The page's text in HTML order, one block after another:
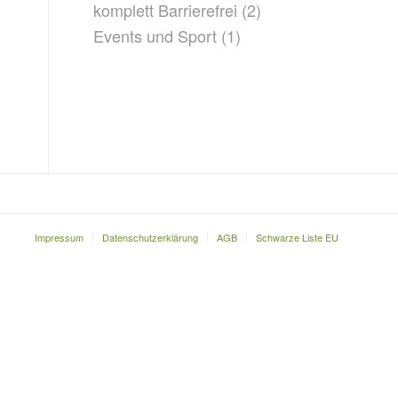
komplett Barrierefrei (2)
Events und Sport (1)
Impressum Datenschutzerklärung AGB Schwarze Liste EU